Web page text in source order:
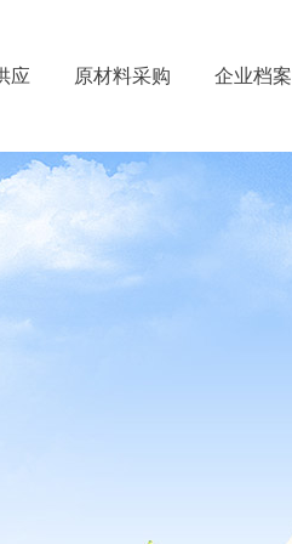
应 原材料采购 企业档案